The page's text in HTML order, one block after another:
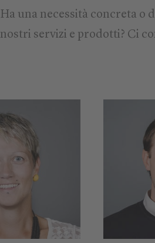
Ha una necessità concreta o
nostri servizi e prodotti? Ci